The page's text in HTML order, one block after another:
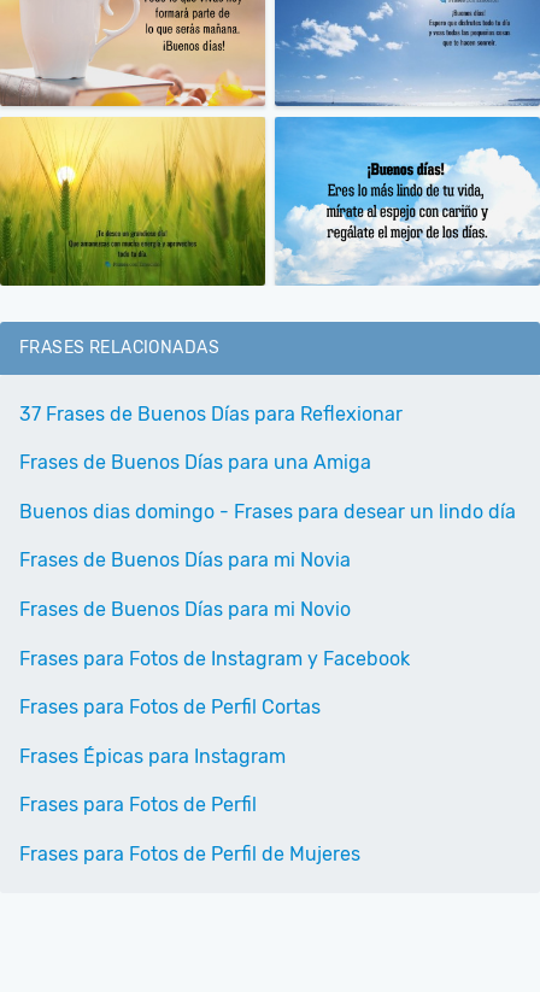
FRASES RELACIONADAS
37 Frases de Buenos Días para Reflexionar
Frases de Buenos Días para una Amiga
Buenos dias domingo - Frases para desear un lindo día
Frases de Buenos Días para mi Novia
Frases de Buenos Días para mi Novio
Frases para Fotos de Instagram y Facebook
Frases para Fotos de Perfil Cortas
Frases Épicas para Instagram
Frases para Fotos de Perfil
Frases para Fotos de Perfil de Mujeres